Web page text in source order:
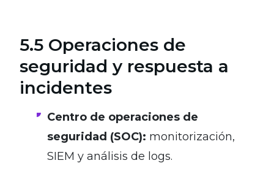
5.5 Operaciones de
seguridad y respuesta a
incidentes
Centro de operaciones de
seguridad (SOC): monitorización,
SIEM y análisis de logs.